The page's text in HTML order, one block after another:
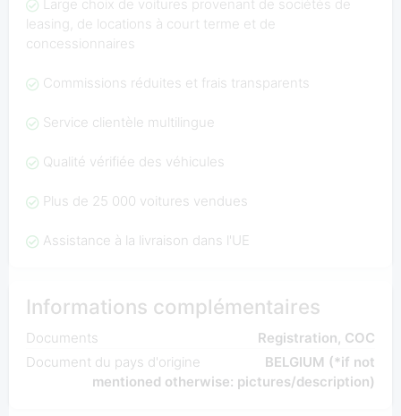
Large choix de voitures provenant de sociétés de
leasing, de locations à court terme et de
concessionnaires
Commissions réduites et frais transparents
Service clientèle multilingue
Qualité vérifiée des véhicules
Plus de 25 000 voitures vendues
Assistance à la livraison dans l'UE
Informations complémentaires
Documents
Registration, COC
Document du pays d'origine
BELGIUM (*if not
mentioned otherwise: pictures/description)